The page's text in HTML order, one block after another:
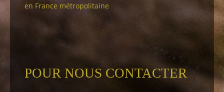
en France métropolitaine
POUR NOUS CONTACTER